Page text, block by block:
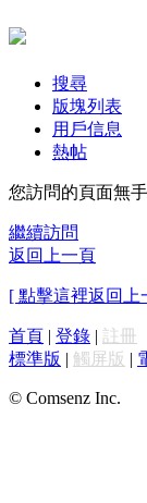
搜尋
版塊列表
用戶信息
熱帖
您訪問的頁面無
繼續訪問
返回上一頁
[ 點擊這裡返回上
首頁 | 登錄 | 註冊
標準版 | 觸屏版 |
© Comsenz Inc.